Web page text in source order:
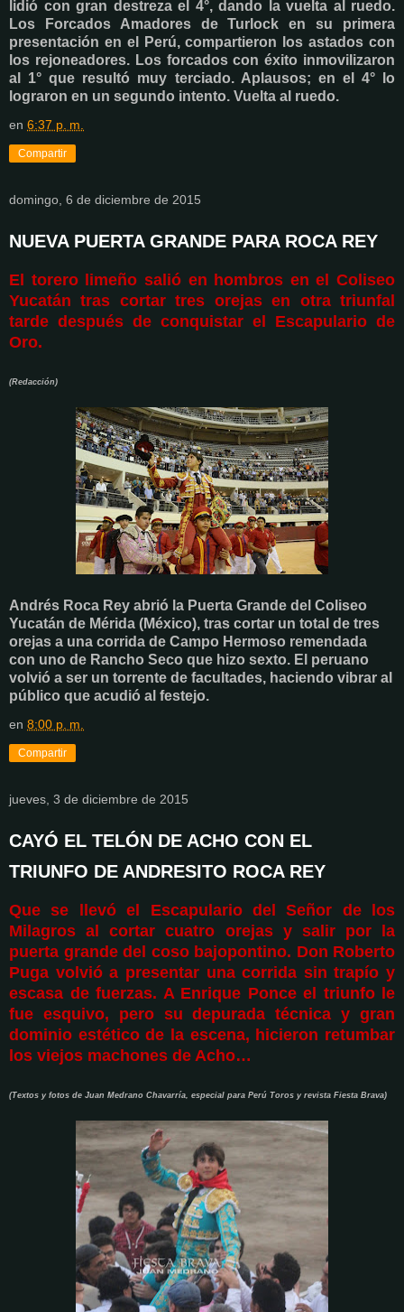
lidió con gran destreza el 4°, dando la vuelta al ruedo.
Los Forcados Amadores de Turlock en su primera
presentación en el Perú, compartieron los astados con
los rejoneadores. Los forcados con éxito inmovilizaron
al 1° que resultó muy terciado. Aplausos; en el 4° lo
lograron en un segundo intento. Vuelta al ruedo.
en 6:37 p. m.
Compartir
domingo, 6 de diciembre de 2015
NUEVA PUERTA GRANDE PARA ROCA REY
El torero limeño salió en hombros en el Coliseo
Yucatán tras cortar tres orejas en otra triunfal
tarde después de conquistar el Escapulario de
Oro.
(Redacción)
Andrés Roca Rey abrió la Puerta Grande del Coliseo
Yucatán de Mérida (México), tras cortar un total de tres
orejas a una corrida de Campo Hermoso remendada
con uno de Rancho Seco que hizo sexto. El peruano
volvió a ser un torrente de facultades, haciendo vibrar al
público que acudió al festejo.
en 8:00 p. m.
Compartir
jueves, 3 de diciembre de 2015
CAYÓ EL TELÓN DE ACHO CON EL
TRIUNFO DE ANDRESITO ROCA REY
Que se llevó el Escapulario del Señor de los
Milagros al cortar cuatro orejas y salir por la
puerta grande del coso bajopontino. Don Roberto
Puga volvió a presentar una corrida sin trapío y
escasa de fuerzas. A Enrique Ponce el triunfo le
fue esquivo, pero su depurada técnica y gran
dominio estético de la escena, hicieron retumbar
los viejos machones de Acho…
(Textos y fotos de Juan Medrano Chavarría, especial para Perú Toros y revista Fiesta Brava)